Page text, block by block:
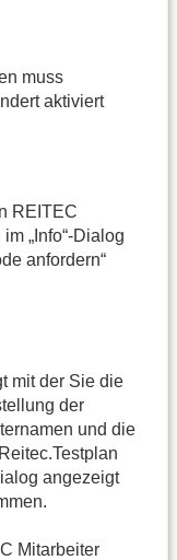
muss
aktiviert
REITEC
„Info“-Dialog
anfordern“
mit der Sie die
der
und die
angezeigt
Mitarbeiter